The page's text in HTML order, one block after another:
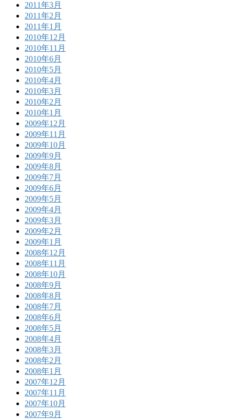
2011年3月
2011年2月
2011年1月
2010年12月
2010年11月
2010年6月
2010年5月
2010年4月
2010年3月
2010年2月
2010年1月
2009年12月
2009年11月
2009年10月
2009年9月
2009年8月
2009年7月
2009年6月
2009年5月
2009年4月
2009年3月
2009年2月
2009年1月
2008年12月
2008年11月
2008年10月
2008年9月
2008年8月
2008年7月
2008年6月
2008年5月
2008年4月
2008年3月
2008年2月
2008年1月
2007年12月
2007年11月
2007年10月
2007年9月